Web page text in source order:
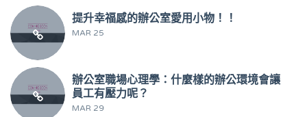
提升幸福感的辦公室愛用小物！！
MAR 25
辦公室職場心理學：什麼樣的辦公環境會讓
員工有壓力呢？
MAR 29